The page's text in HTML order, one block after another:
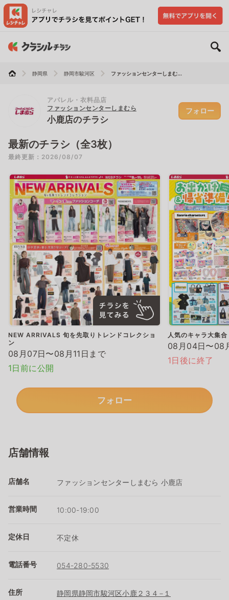
静岡県 静岡市駿河区 ファッションセンターしまむ...
アパレル・衣料品店
ファッションセンターしまむら
小鹿店のチラシ
フォロー
最新のチラシ（全3枚）
最終更新：2026/08/07
NEW ARRIVALS 旬を先取りトレンドコレクショ
ン
08月07日〜08月11日まで
1日前に公開
人気のキャラ大集
08月04日〜08
1日後に終了
フォロー
店舗情報
店舗名 ファッションセンターしまむら 小鹿店
営業時間 10:00-19:00
定休日 不定休
電話番号 054-280-5530
住所 静岡県静岡市駿河区小鹿２３４−１